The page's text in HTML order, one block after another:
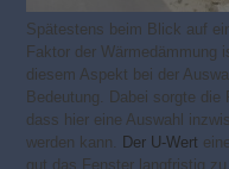
Spätestens beim Blick auf
Faktor der Wärmedämmung
diesem Aspekt bei der
Bedeutung. Dabei sorgte die
dass hier eine Auswahl
werden kann.
Der U-Wert
gut das Fenster langfristig